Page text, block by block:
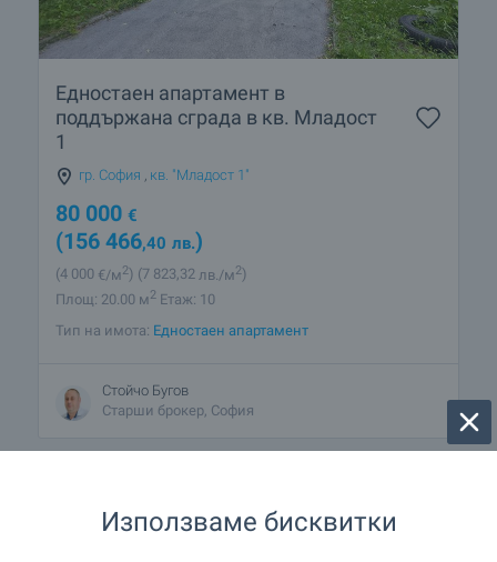
Едностаен апартамент в
поддържана сграда в кв. Младост
1
гр. София , кв. "Младост 1"
80 000 €
(156 466,40 лв.)
(4 000 €/м2) (7 823,32 лв./м2)
Площ: 20.00 м2 Етаж: 10
Тип на имота: Едностаен апартамент
Стойчо Бугов
Старши брокер, София
Използваме бисквитки